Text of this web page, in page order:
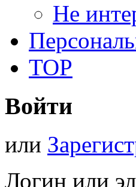
Не
TOP
Войти
или
Логин или